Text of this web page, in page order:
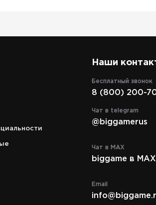
Наши
Бесплатный звонок
8 (800) 200-
Чат в telegram
@biggamerus
Чат в MAX
biggame в MAX
Email
Сколковское ш., д.
c 10:00 до 21:00
Телефон